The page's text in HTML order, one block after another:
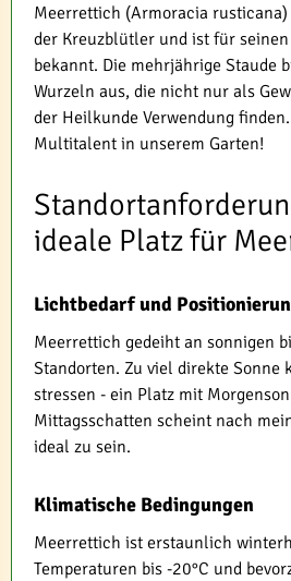
Meerrettich (Armoracia
der Kreuzblütler und ist für
bekannt. Die mehrjährige Staude
Wurzeln aus, die nicht nur als
der Heilkunde Verwendung
Multitalent in unserem Garten!
ideale Platz für
Lichtbedarf und
Meerrettich gedeiht an sonnigen
Standorten. Zu viel direkte Sonne
stressen - ein Platz mit
Mittagsschatten scheint nach
ideal zu sein.
Klimatische Bedingungen
Meerrettich ist erstaunlich
Temperaturen bis -20°C und